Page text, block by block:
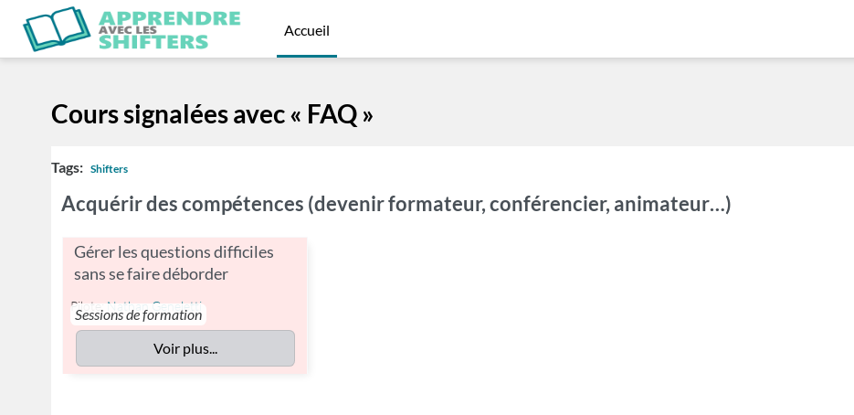
Passer au contenu principal
Accueil
Cours signalées avec « FAQ »
Tags: Shifters
Acquérir des compétences (devenir formateur, conférencier, animateur…)
Gérer les questions difficiles
sans se faire déborder
Sessions de formation
Pilote: Nathan Geneletti
Voir plus...